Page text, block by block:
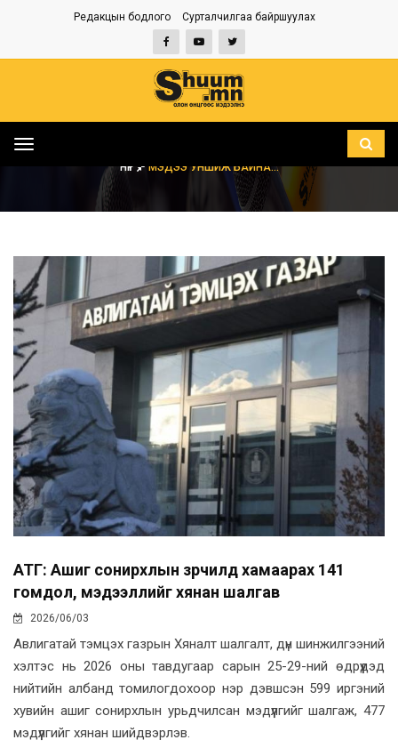
Редакцын бодлого Сурталчилгаа байршуулах
Toggle
НҮҮР МЭДЭЭ УНШИЖ БАЙНА...
АТГ: Ашиг сонирхлын зөрчилд хамаарах 141
гомдол, мэдээллийг хянан шалгав
2026/06/03
Авлигатай тэмцэх газрын Хяналт шалгалт, дүн шинжилгээний
хэлтэс нь 2026 оны тавдугаар сарын 25-29-ний өдрүүдэд
нийтийн албанд томилогдохоор нэр дэвшсэн 599 иргэний
хувийн ашиг сонирхлын урьдчилсан мэдүүлгийг шалгаж, 477
мэдүүлгийг хянан шийдвэрлэв.